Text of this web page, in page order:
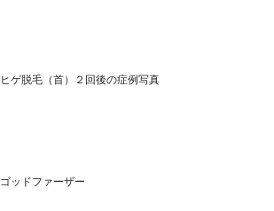
ヒゲ脱毛（首）２回後の症例写真
ゴッドファーザー